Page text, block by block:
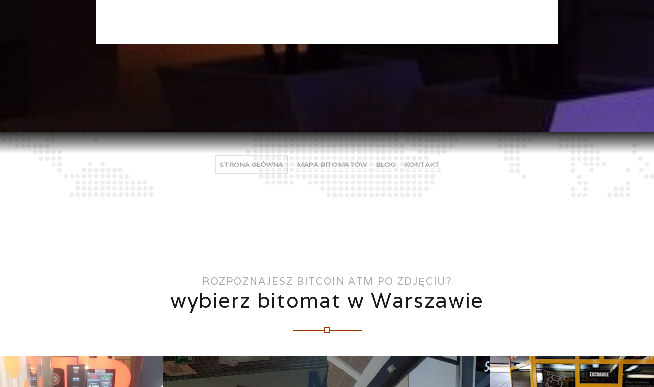
STRONA GŁÓWNA MAPA BITOMATÓW BLOG KONTAKT
ROZPOZNAJESZ BITCOIN ATM PO ZDJĘCIU?
wybierz bitomat w Warszawie